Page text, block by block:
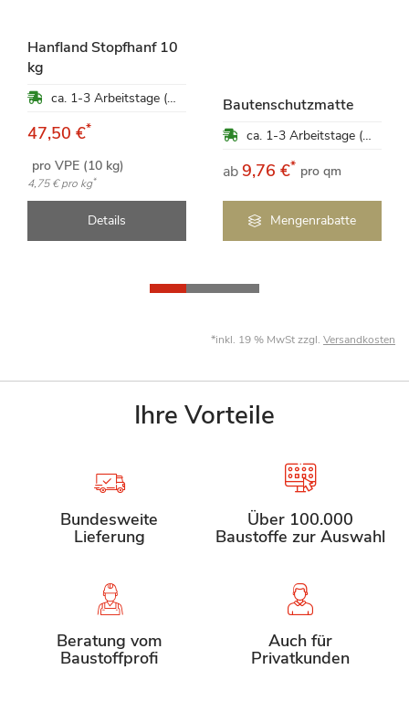
Hanfland Stopfhanf 10
kg
ca. 1-3 Arbeitstage (Mo-Fr)
47,50 €*
pro VPE (10 kg)
4,75 €pro kg*
Details
Bautenschutzmatte
ca. 1-3 Arbeitstage (Mo-Fr)
ab9,76 €* pro qm
Mengenrabatte
*inkl. 19 % MwSt zzgl. Versandkosten
Ihre Vorteile
Bundesweite
Lieferung
Über 100.000
Baustoffe zur Auswahl
Beratung vom
Baustoffprofi
Auch für
Privatkunden